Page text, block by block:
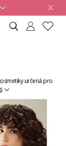
určená pro